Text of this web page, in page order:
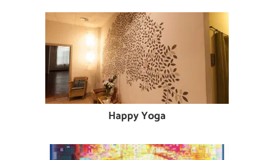
Happy Yoga